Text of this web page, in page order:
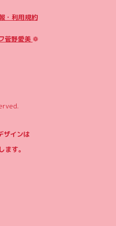
・利用規約
菅野愛美 ❁
ザインは
す。